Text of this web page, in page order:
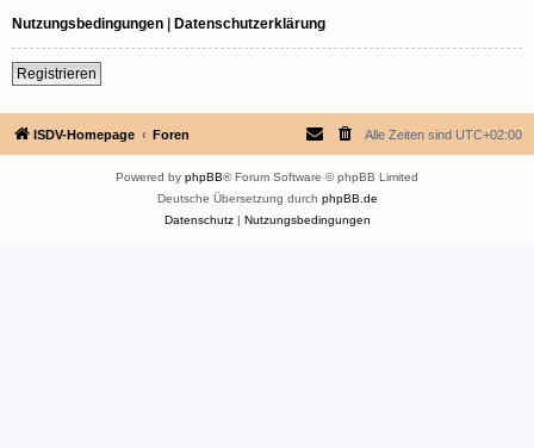
Nutzungsbedingungen | Datenschutzerklärung
Registrieren
ISDV-Homepage Foren Alle Zeiten sind UTC+02:00
Powered by phpBB® Forum Software © phpBB Limited
Deutsche Übersetzung durch phpBB.de
Datenschutz| Nutzungsbedingungen